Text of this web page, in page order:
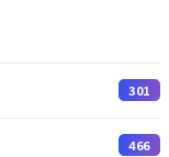
301
466